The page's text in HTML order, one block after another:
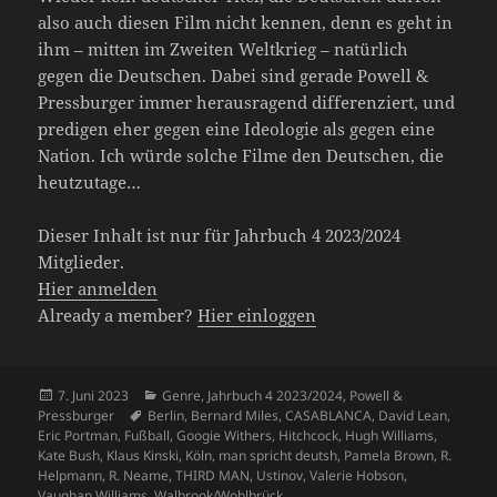
also auch diesen Film nicht kennen, denn es geht in
ihm – mitten im Zweiten Weltkrieg – natürlich
gegen die Deutschen. Dabei sind gerade Powell &
Pressburger immer herausragend differenziert, und
predigen eher gegen eine Ideologie als gegen eine
Nation. Ich würde solche Filme den Deutschen, die
heutzutage…
Dieser Inhalt ist nur für Jahrbuch 4 2023/2024
Mitglieder.
Hier anmelden
Already a member?Hier einloggen
Veröffentlicht
am
7. Juni 2023 Kategorien
Genre, Jahrbuch 4 2023/2024, Powell &
Pressburger
Schlagwörter
Berlin, Bernard Miles,CASABLANCA, David Lean,
Eric Portman, Fußball,Googie Withers, Hitchcock, Hugh Williams,
Kate Bush, Klaus Kinski, Köln, man spricht deutsh, Pamela Brown, R.
Helpmann, R. Neame,THIRD MAN, Ustinov,Valerie Hobson,